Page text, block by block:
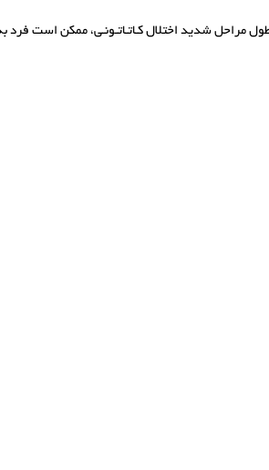
مراحل شدید اختلال کـاتـاتـونـی، ممکن است فرد